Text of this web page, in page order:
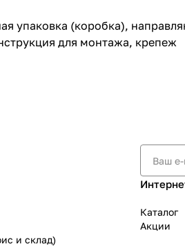
упаковка (коробка),
для монтажа, крепеж
и склад)
Каталог
Акции